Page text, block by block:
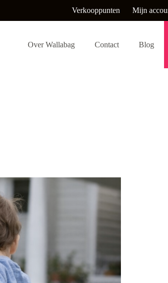
Verkooppunten Mijn
Over Wallabag Contact Blog